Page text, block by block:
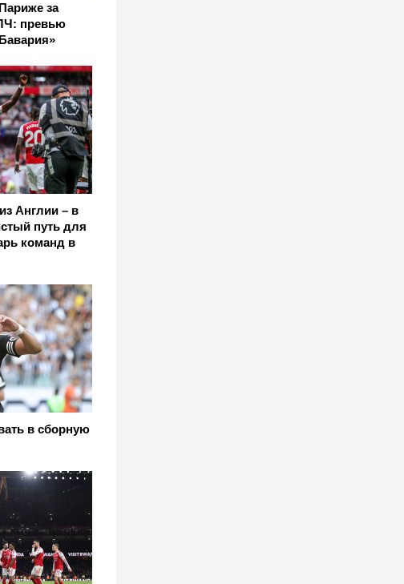
за
превью
Англии – в
путь для
команд в
в сборную